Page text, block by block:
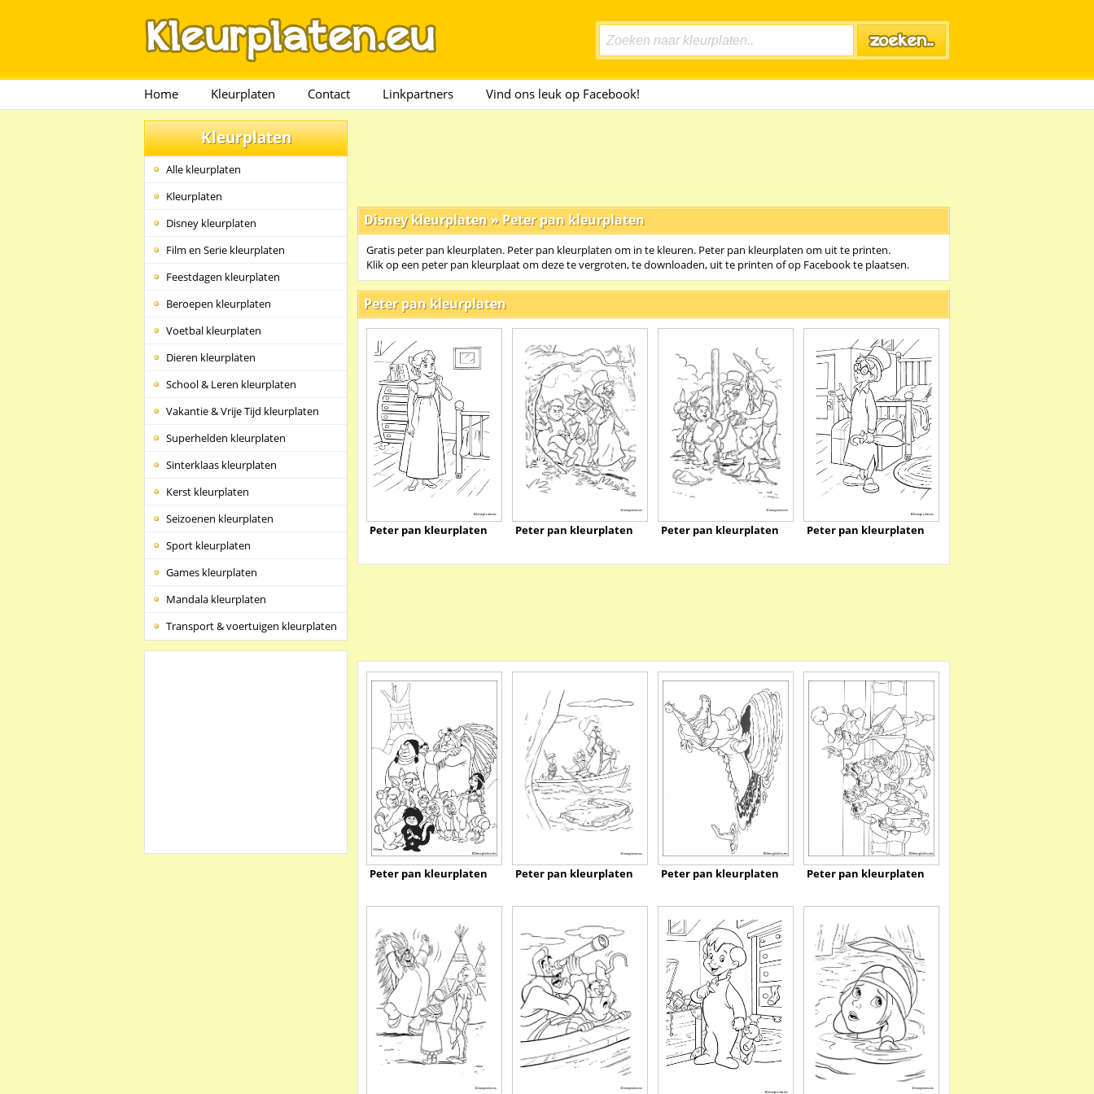
Home Kleurplaten Contact Linkpartners Vind ons leuk op Facebook!
Kleurplaten
Alle kleurplaten
Kleurplaten
Disney kleurplaten
Film en Serie kleurplaten
Feestdagen kleurplaten
Beroepen kleurplaten
Voetbal kleurplaten
Dieren kleurplaten
School & Leren kleurplaten
Vakantie & Vrije Tijd kleurplaten
Superhelden kleurplaten
Sinterklaas kleurplaten
Kerst kleurplaten
Seizoenen kleurplaten
Sport kleurplaten
Games kleurplaten
Mandala kleurplaten
Transport & voertuigen kleurplaten
Disney kleurplaten » Peter pan kleurplaten
Gratis peter pan kleurplaten. Peter pan kleurplaten om in te kleuren. Peter pan kleurplaten om uit te printen.
Klik op een peter pan kleurplaat om deze te vergroten, te downloaden, uit te printen of op Facebook te plaatsen.
Peter pan kleurplaten
Peter pan kleurplaten Peter pan kleurplaten Peter pan kleurplaten Peter pan kleurplaten
Peter pan kleurplaten Peter pan kleurplaten Peter pan kleurplaten Peter pan kleurplaten